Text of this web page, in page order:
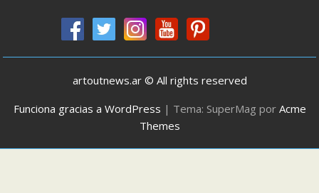
artoutnews.ar © All rights reserved
Funciona gracias a WordPress | Tema: SuperMag por Acme
Themes